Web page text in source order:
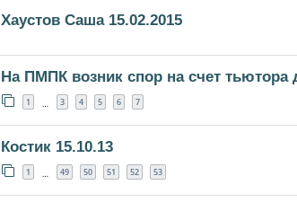
Хаустов Саша 15.02.2015
На ПМПК возник спор на счет тьютора
1 3 4 5 6 7
Костик 15.10.13
1 49 50 51 52 53